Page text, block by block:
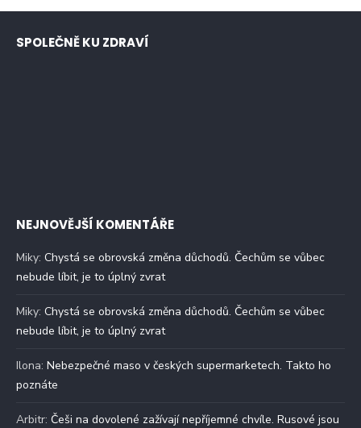
SPOLEČNĚ KU ZDRAVÍ
NEJNOVĚJŠÍ KOMENTÁŘE
Miky: Chystá se obrovská změna důchodů. Čechům se vůbec
nebude líbit, je to úplný zvrat
Miky: Chystá se obrovská změna důchodů. Čechům se vůbec
nebude líbit, je to úplný zvrat
Ilona: Nebezpečné maso v českých supermarketech. Takto ho
poznáte
Arbitr: Češi na dovolené zažívají nepříjemné chvíle. Rusové jsou